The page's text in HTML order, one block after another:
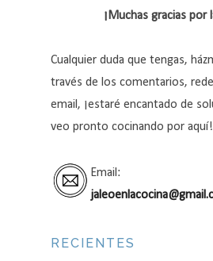
¡Muchas gracias por
Cualquier duda que tengas,
través de los comentarios,
email, ¡estaré encantado de
veo pronto cocinando por aquí!
Email:
RECIENTES